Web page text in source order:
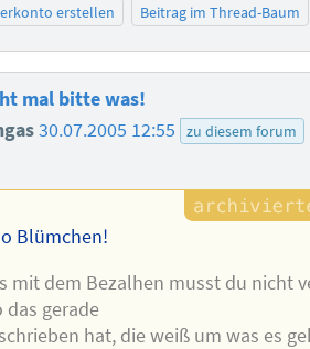
erstellen
Beitrag im Thread-Baum
mal bitte was!
30.07.2005 12:55 zu diesem forum
Blümchen!
mit dem Bezalhen musst du nicht
das gerade
hat, die weiß um was es